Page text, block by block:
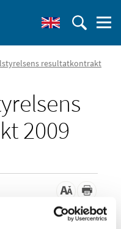
resultatkontrakt
2009